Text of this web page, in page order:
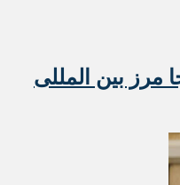
۴۰۵ و اینجا مرز بین المللی